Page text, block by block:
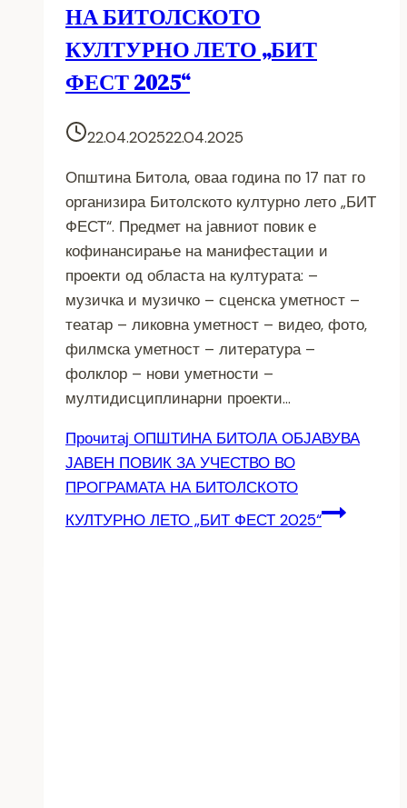
НА БИТОЛСКОТО
КУЛТУРНО ЛЕТО „БИТ
ФЕСТ 2025“
22.04.202522.04.2025
Општина Битола, оваа година по 17 пат го
организира Битолското културно лето „БИТ
ФЕСТ“. Предмет на јавниот повик е
кофинансирање на манифестации и
проекти од областа на културата: –
музичка и музичко – сценска уметност –
театар – ликовна уметност – видео, фото,
филмска уметност – литература –
фолклор – нови уметности –
мултидисциплинарни проекти…
Прочитај ОПШТИНА БИТОЛА ОБЈАВУВА
ЈАВЕН ПОВИК ЗА УЧЕСТВО ВО
ПРОГРАМАТА НА БИТОЛСКОТО
КУЛТУРНО ЛЕТО „БИТ ФЕСТ 2025“